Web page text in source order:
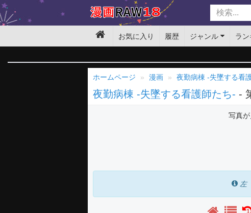
お気に入り 履歴 ジャンル ラ
ホームページ 漫画 夜勤病棟 -失墜する看
夜勤病棟 -失墜する看護師たち- -
写真
左